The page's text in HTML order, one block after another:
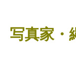
テ
ン
写真家・